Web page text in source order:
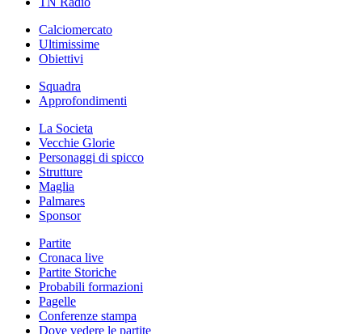
Calciomercato
Ultimissime
Obiettivi
Squadra
Approfondimenti
La Societa
Vecchie Glorie
Personaggi di spicco
Strutture
Maglia
Palmares
Sponsor
Partite
Cronaca live
Partite Storiche
Probabili formazioni
Pagelle
Conferenze stampa
Dove vedere le partite